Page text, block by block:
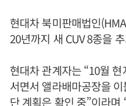
현대차 북미판매법인
20년까지 새 CUV 8종을
현대차 관계자는 “10월
서면서 앨라배마공장을
단 계획은 확인 중”이라